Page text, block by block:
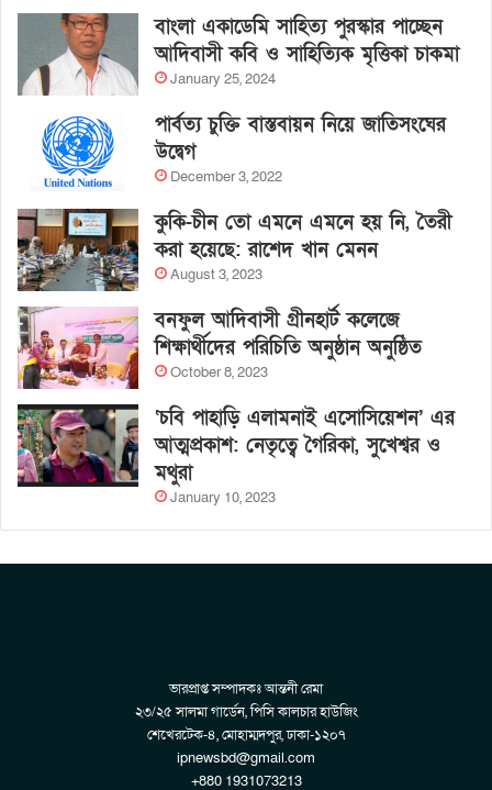
বাংলা একাডেমি সাহিত্য পুরস্কার পাচ্ছেন
আদিবাসী কবি ও সাহিত্যিক মৃত্তিকা চাকমা
January 25, 2024
পার্বত্য চুক্তি বাস্তবায়ন নিয়ে জাতিসংঘের
উদ্বেগ
December 3, 2022
কুকি-চীন তো এমনে এমনে হয় নি, তৈরী
করা হয়েছে: রাশেদ খান মেনন
August 3, 2023
বনফুল আদিবাসী গ্রীনহার্ট কলেজে
শিক্ষার্থীদের পরিচিতি অনুষ্ঠান অনুষ্ঠিত
October 8, 2023
‘চবি পাহাড়ি এলামনাই এসোসিয়েশন’ এর
আত্মপ্রকাশ: নেতৃত্বে গৈরিকা, সুখেশ্বর ও
মথুরা
January 10, 2023
ভারপ্রাপ্ত সম্পাদকঃ আন্তনী রেমা
২৩/২৫ সালমা গার্ডেন, পিসি কালচার হাউজিং
শেখেরটেক-৪, মোহাম্মদপুর, ঢাকা-১২০৭
ipnewsbd@gmail.com
+880 1931073213